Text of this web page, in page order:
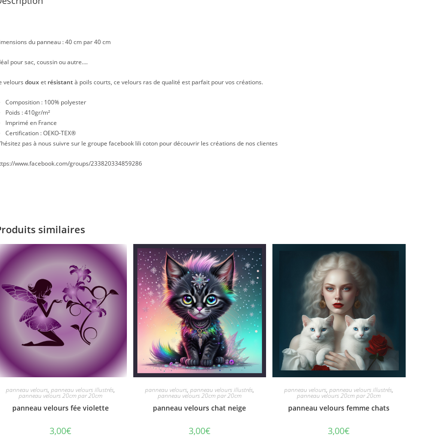
du panneau : 40 cm par 40 cm
pour sac, coussin ou autre….
velours douxet résistantà poils courts, ce velours ras de qualité est parfait pour vos créations.
Composition : 100% polyester
Poids : 410gr/m²
Imprimé en France
Certification : OEKO-TEX®
pas à nous suivre sur le groupe facebook lili coton pour découvrir les créations de nos clientes
www.facebook.com/groups/233820334859286
similaires
panneau velours, panneau velours illustrés,
panneau velours 20cm par 20cm
panneau velours fée violette
3,00€
panneau velours, panneau velours illustrés,
panneau velours 20cm par 20cm
panneau velours chat neige
3,00€
panneau velours,panneau velours illustrés,
panneau velours 20cm par 20cm
panneau velours femme chats
3,00€